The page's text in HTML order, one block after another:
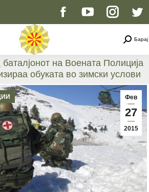
Facebook
opens
in
new
window
YouTube
opens
in
new
window
page
opens
in
new
window
Барај
на Воената Полиција
обуката во зимски услови
You are here:
Фев
27
2015